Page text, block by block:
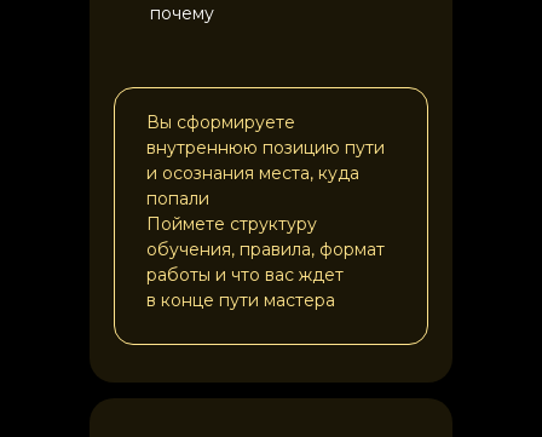
Вы сформируете
внутреннюю позицию пути
и осознания места, куда
попали
Поймете структуру
обучения, правила, формат
работы и что вас ждет
в конце пути мастера
почему